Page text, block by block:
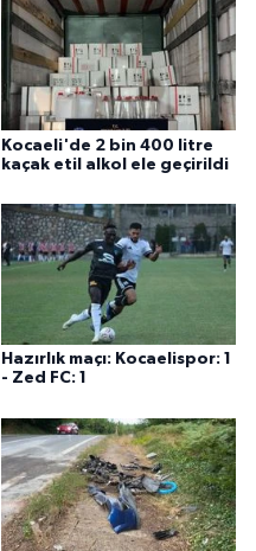
Kocaeli'de 2 bin 400 litre
kaçak etil alkol ele geçirildi
Hazırlık maçı: Kocaelispor: 1
- Zed FC: 1